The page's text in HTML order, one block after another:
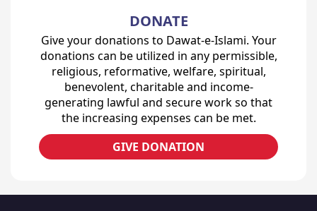
DONATE
Give your donations to Dawat-e-Islami. Your
donations can be utilized in any permissible,
religious, reformative, welfare, spiritual,
benevolent, charitable and income-
generating lawful and secure work so that
the increasing expenses can be met.
GIVE DONATION